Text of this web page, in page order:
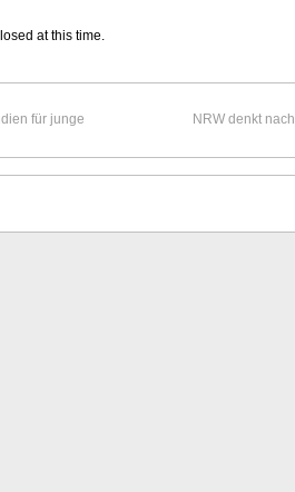
at this time.
für junge
NRW denkt